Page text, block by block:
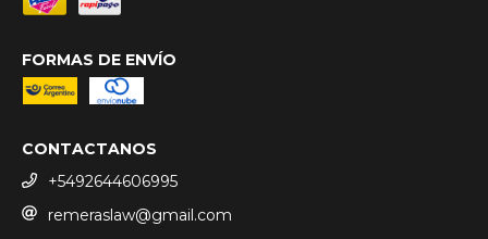
FORMAS DE ENVÍO
CONTACTANOS
+5492644606995
remeraslaw@gmail.com